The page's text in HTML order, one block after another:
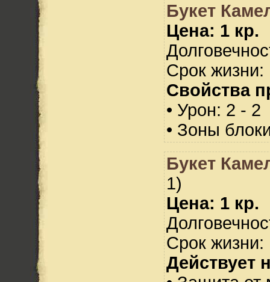
Букет
Цена: 1 кр.
Срок жизни:
Свойства
• Урон: 2 - 2
• Зоны
Букет
1)
Цена: 1 кр.
Срок жизни:
Действует